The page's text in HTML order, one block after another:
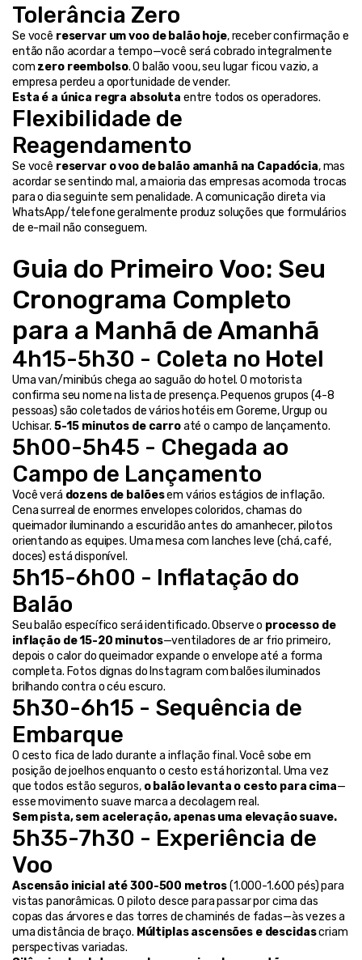
Tolerância Zero
Se você reservar um voo de balão hoje, receber confirmação e
então não acordar a tempo—você será cobrado integralmente
com zero reembolso. O balão voou, seu lugar ficou vazio, a
empresa perdeu a oportunidade de vender.
Esta é a única regra absoluta entre todos os operadores.
Flexibilidade de
Reagendamento
Se você reservar o voo de balão amanhã na Capadócia, mas
acordar se sentindo mal, a maioria das empresas acomoda trocas
para o dia seguinte sem penalidade. A comunicação direta via
WhatsApp/telefone geralmente produz soluções que formulários
de e-mail não conseguem.
Guia do Primeiro Voo: Seu
Cronograma Completo
para a Manhã de Amanhã
4h15-5h30 - Coleta no Hotel
Uma van/minibús chega ao saguão do hotel. O motorista
confirma seu nome na lista de presença. Pequenos grupos (4-8
pessoas) são coletados de vários hotéis em Goreme, Urgup ou
Uchisar. 5-15 minutos de carro até o campo de lançamento.
5h00-5h45 - Chegada ao
Campo de Lançamento
Você verá dozens de balões em vários estágios de inflação.
Cena surreal de enormes envelopes coloridos, chamas do
queimador iluminando a escuridão antes do amanhecer, pilotos
orientando as equipes. Uma mesa com lanches leve (chá, café,
doces) está disponível.
5h15-6h00 - Inflatação do
Balão
Seu balão específico será identificado. Observe o processo de
inflação de 15-20 minutos—ventiladores de ar frio primeiro,
depois o calor do queimador expande o envelope até a forma
completa. Fotos dignas do Instagram com balões iluminados
brilhando contra o céu escuro.
5h30-6h15 - Sequência de
Embarque
O cesto fica de lado durante a inflação final. Você sobe em
posição de joelhos enquanto o cesto está horizontal. Uma vez
que todos estão seguros, o balão levanta o cesto para cima—
esse movimento suave marca a decolagem real.
Sem pista, sem aceleração, apenas uma elevação suave.
5h35-7h30 - Experiência de
Voo
Ascensão inicial até 300-500 metros (1.000-1.600 pés) para
vistas panorâmicas. O piloto desce para passar por cima das
copas das árvores e das torres de chaminés de fadas—às vezes a
uma distância de braço. Múltiplas ascensões e descidas criam
perspectivas variadas.